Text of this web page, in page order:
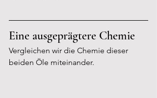
Eine ausgeprägtere Chemie
Vergleichen wir die Chemie dieser
beiden Öle miteinander.